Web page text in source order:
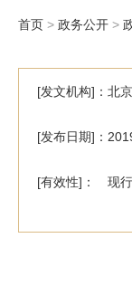
首页 > 政务公开 >
[发文机构]：北
[发布日期]：
[有效性]： 现